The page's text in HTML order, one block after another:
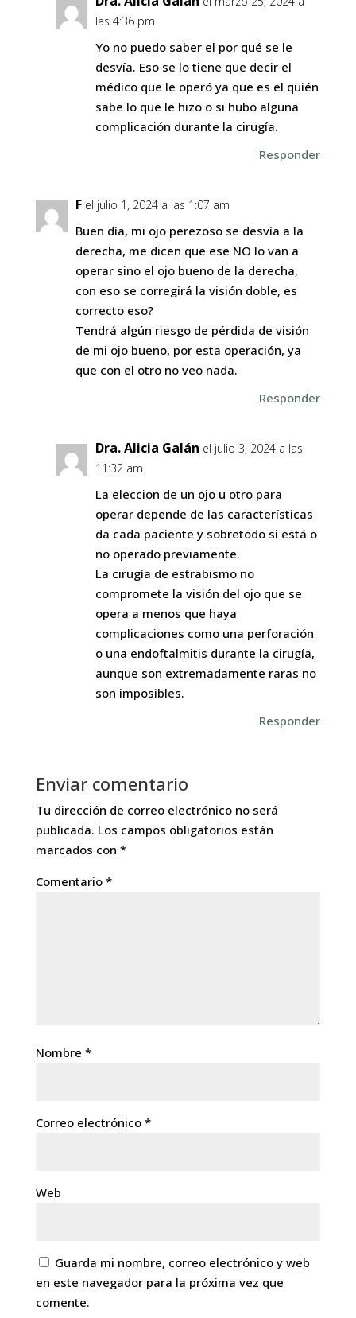
las 4:36 pm
Yo no puedo saber el por qué se le
desvía. Eso se lo tiene que decir el
médico que le operó ya que es el quién
sabe lo que le hizo o si hubo alguna
complicación durante la cirugía.
Responder
F el julio 1, 2024 a las 1:07 am
Buen día, mi ojo perezoso se desvía a la
derecha, me dicen que ese NO lo van a
operar sino el ojo bueno de la derecha,
con eso se corregirá la visión doble, es
correcto eso?
Tendrá algún riesgo de pérdida de visión
de mi ojo bueno, por esta operación, ya
que con el otro no veo nada.
Responder
Dra. Alicia Galán el julio 3, 2024 a las
11:32 am
La eleccion de un ojo u otro para
operar depende de las características
da cada paciente y sobretodo si está o
no operado previamente.
La cirugía de estrabismo no
compromete la visión del ojo que se
opera a menos que haya
complicaciones como una perforación
o una endoftalmitis durante la cirugía,
aunque son extremadamente raras no
son imposibles.
Responder
Enviar comentario
Tu dirección de correo electrónico no será
publicada. Los campos obligatorios están
marcados con *
Comentario *
Nombre *
Correo electrónico *
Web
Guarda mi nombre, correo electrónico y web
en este navegador para la próxima vez que
comente.